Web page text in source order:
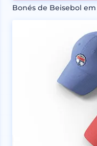
Bonés de Beisebol